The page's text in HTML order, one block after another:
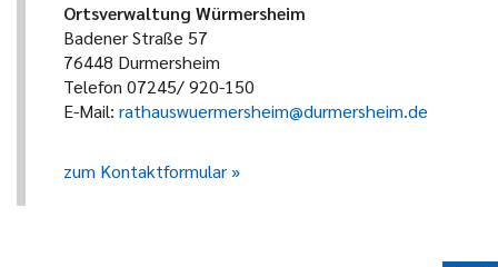
Ortsverwaltung Würmersheim
Badener Straße 57
76448 Durmersheim
Telefon 07245/ 920-150
E-Mail: rathauswuermersheim@durmersheim.de
zum Kontaktformular